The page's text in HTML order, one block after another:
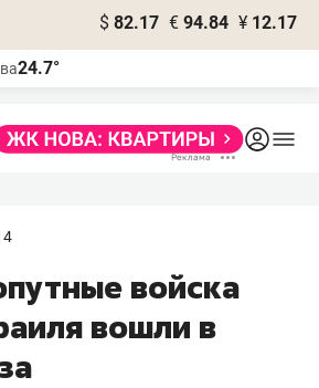
$ 82.17 € 94.84 ¥ 12.17
24.7°
войска
вошли в